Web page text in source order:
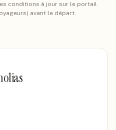
conditions à jour sur le portail
avant le départ.